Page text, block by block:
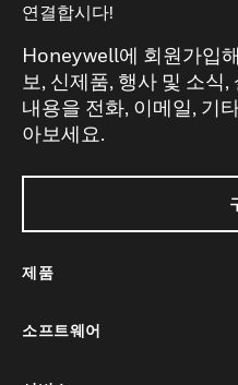
연결합시다!
Honeywell에 회원가입
보, 신제품, 행사 및 소식
내용을 전화, 이메일, 기
아보세요.
제품
소프트웨어